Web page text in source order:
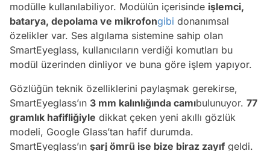
modülle kullanılabiliyor. Modülün içerisinde işlemci,
batarya, depolama ve mikrofongibi donanımsal
özelikler var. Ses algılama sistemine sahip olan
SmartEyeglass, kullanıcıların verdiği komutları bu
modül üzerinden dinliyor ve buna göre işlem yapıyor.
Gözlüğün teknik özelliklerini paylaşmak gerekirse,
SmartEyeglass’ın 3 mm kalınlığında camıbulunuyor. 77
gramlık hafifliğiyle dikkat çeken yeni akıllı gözlük
modeli, Google Glass’tan hafif durumda.
SmartEyeglass’ın şarj ömrü ise bize biraz zayıf geldi.